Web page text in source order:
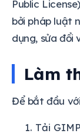
Public
bởi pháp luật
dụng, sửa đổi
Làm
Để bắt đầu
Tải